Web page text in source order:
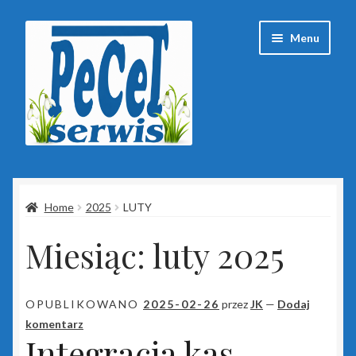
Przejdź
nawigacji
Przejdź
treści
Menu
Baza wiedzy
Client Portal
Insert
Home 2025 LUTY
Miesiąc: luty 2025
OPUBLIKOWANO 2025-02-26 przezJK — Dodaj
komentarz